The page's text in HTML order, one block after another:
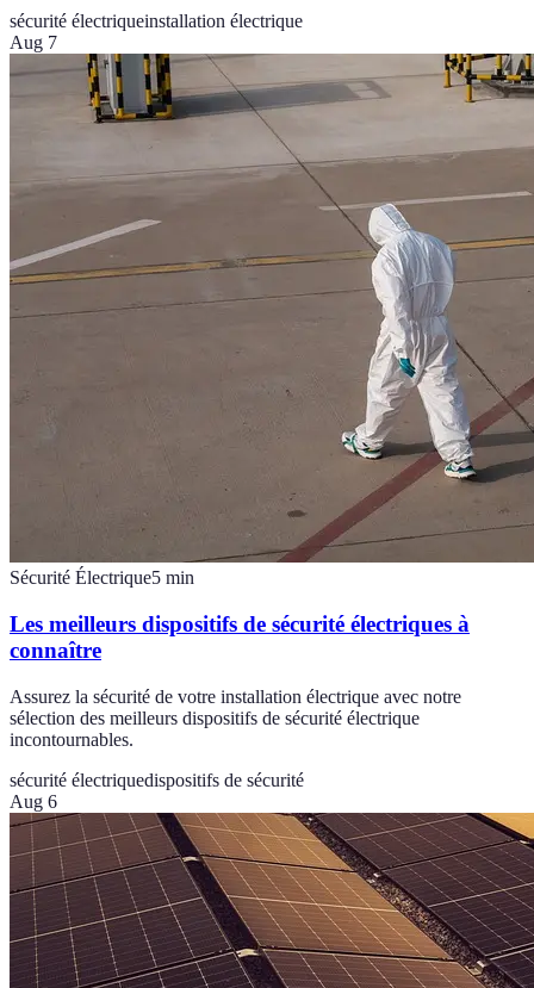
sécurité électriqueinstallation électrique
Aug 7
Sécurité Électrique5 min
Les meilleurs dispositifs de sécurité électriques à
connaître
Assurez la sécurité de votre installation électrique avec notre
sélection des meilleurs dispositifs de sécurité électrique
incontournables.
sécurité électriquedispositifs de sécurité
Aug 6